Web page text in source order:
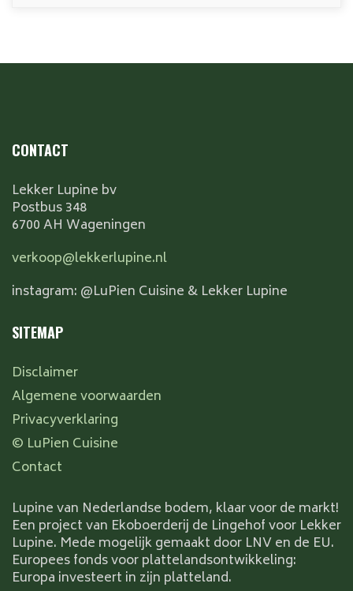
CONTACT
Lekker Lupine bv
Postbus 348
6700 AH Wageningen
verkoop@lekkerlupine.nl
instagram: @LuPien Cuisine & Lekker Lupine
SITEMAP
Disclaimer
Algemene voorwaarden
Privacyverklaring
© LuPien Cuisine
Contact
Lupine van Nederlandse bodem, klaar voor de markt!
Een project van Ekoboerderij de Lingehof voor Lekker
Lupine. Mede mogelijk gemaakt door LNV en de EU.
Europees fonds voor plattelandsontwikkeling:
Europa investeert in zijn platteland.